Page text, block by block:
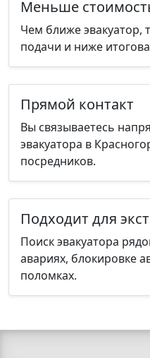
Меньше
Чем ближе эвакуатор,
подачи и ниже
Прямой контакт
Вы связываетесь
эвакуатора в
посредников.
Подходит для
Поиск эвакуатора
авариях, блокировке
поломках.